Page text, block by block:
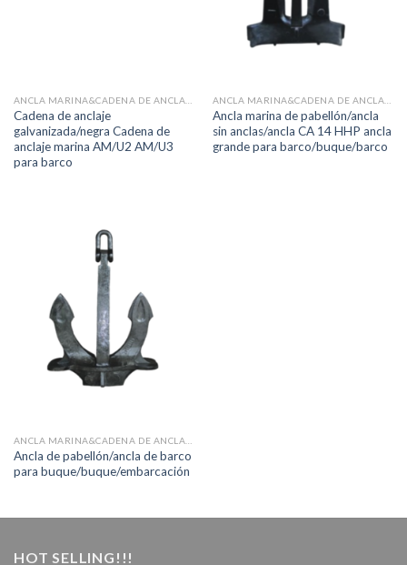
Cadena de anclaje
galvanizada/negra Cadena de
anclaje marina AM/U2 AM/U3
para barco
Ancla marina de pabellón/ancla
sin anclas/ancla CA 14 HHP ancla
grande para barco/buque/barco
Ancla de pabellón/ancla de barco
para buque/buque/embarcación
HOT SELLING!!!